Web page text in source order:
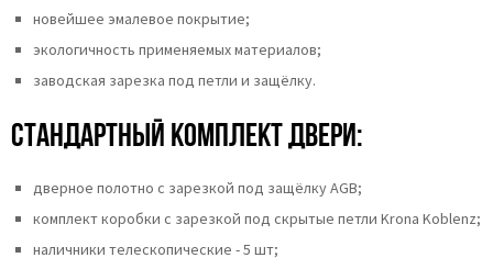
новейшее эмалевое покрытие;
экологичность применяемых материалов;
заводская зарезка под петли и защёлку.
Стандартный комплект двери:
дверное полотно с зарезкой под защёлку AGB;
комплект коробки с зарезкой под скрытые петли Krona Koblenz;
наличники телескопические - 5 шт;